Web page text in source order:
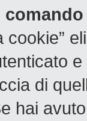
cookie”
di
hai